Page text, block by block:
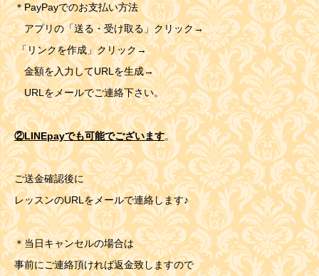
＊PayPayでのお支払い方法
アプリの「送る・受け取る」クリック→
「リンクを作成」クリック→
金額を入力してURLを生成→
URLをメールでご連絡下さい。
②LINEpayでも可能でございます。
ご送金確認後に
レッスンのURLをメールで連絡します♪
＊当日キャンセルの場合は
事前にご連絡頂ければ返金致しますので